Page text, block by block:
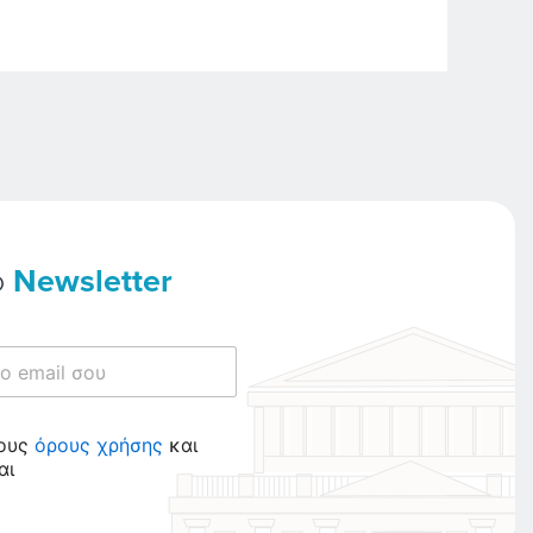
Newsletter
όρους χρήσης και